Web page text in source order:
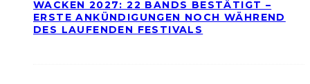
WACKEN 2027: 22 BANDS BESTÄTIGT –
ERSTE ANKÜNDIGUNGEN NOCH WÄHREND
DES LAUFENDEN FESTIVALS